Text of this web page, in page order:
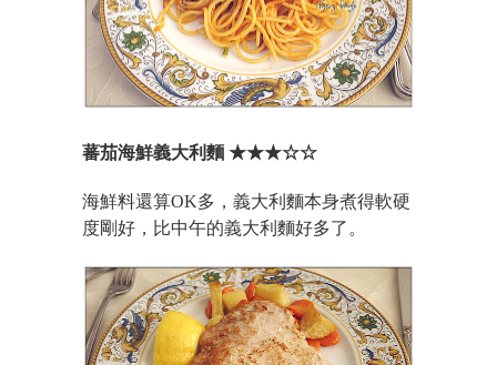
蕃茄海鮮義大利麵 ★★★☆☆
海鮮料還算OK多，義大利麵本身煮得軟硬
度剛好，比中午的義大利麵好多了。